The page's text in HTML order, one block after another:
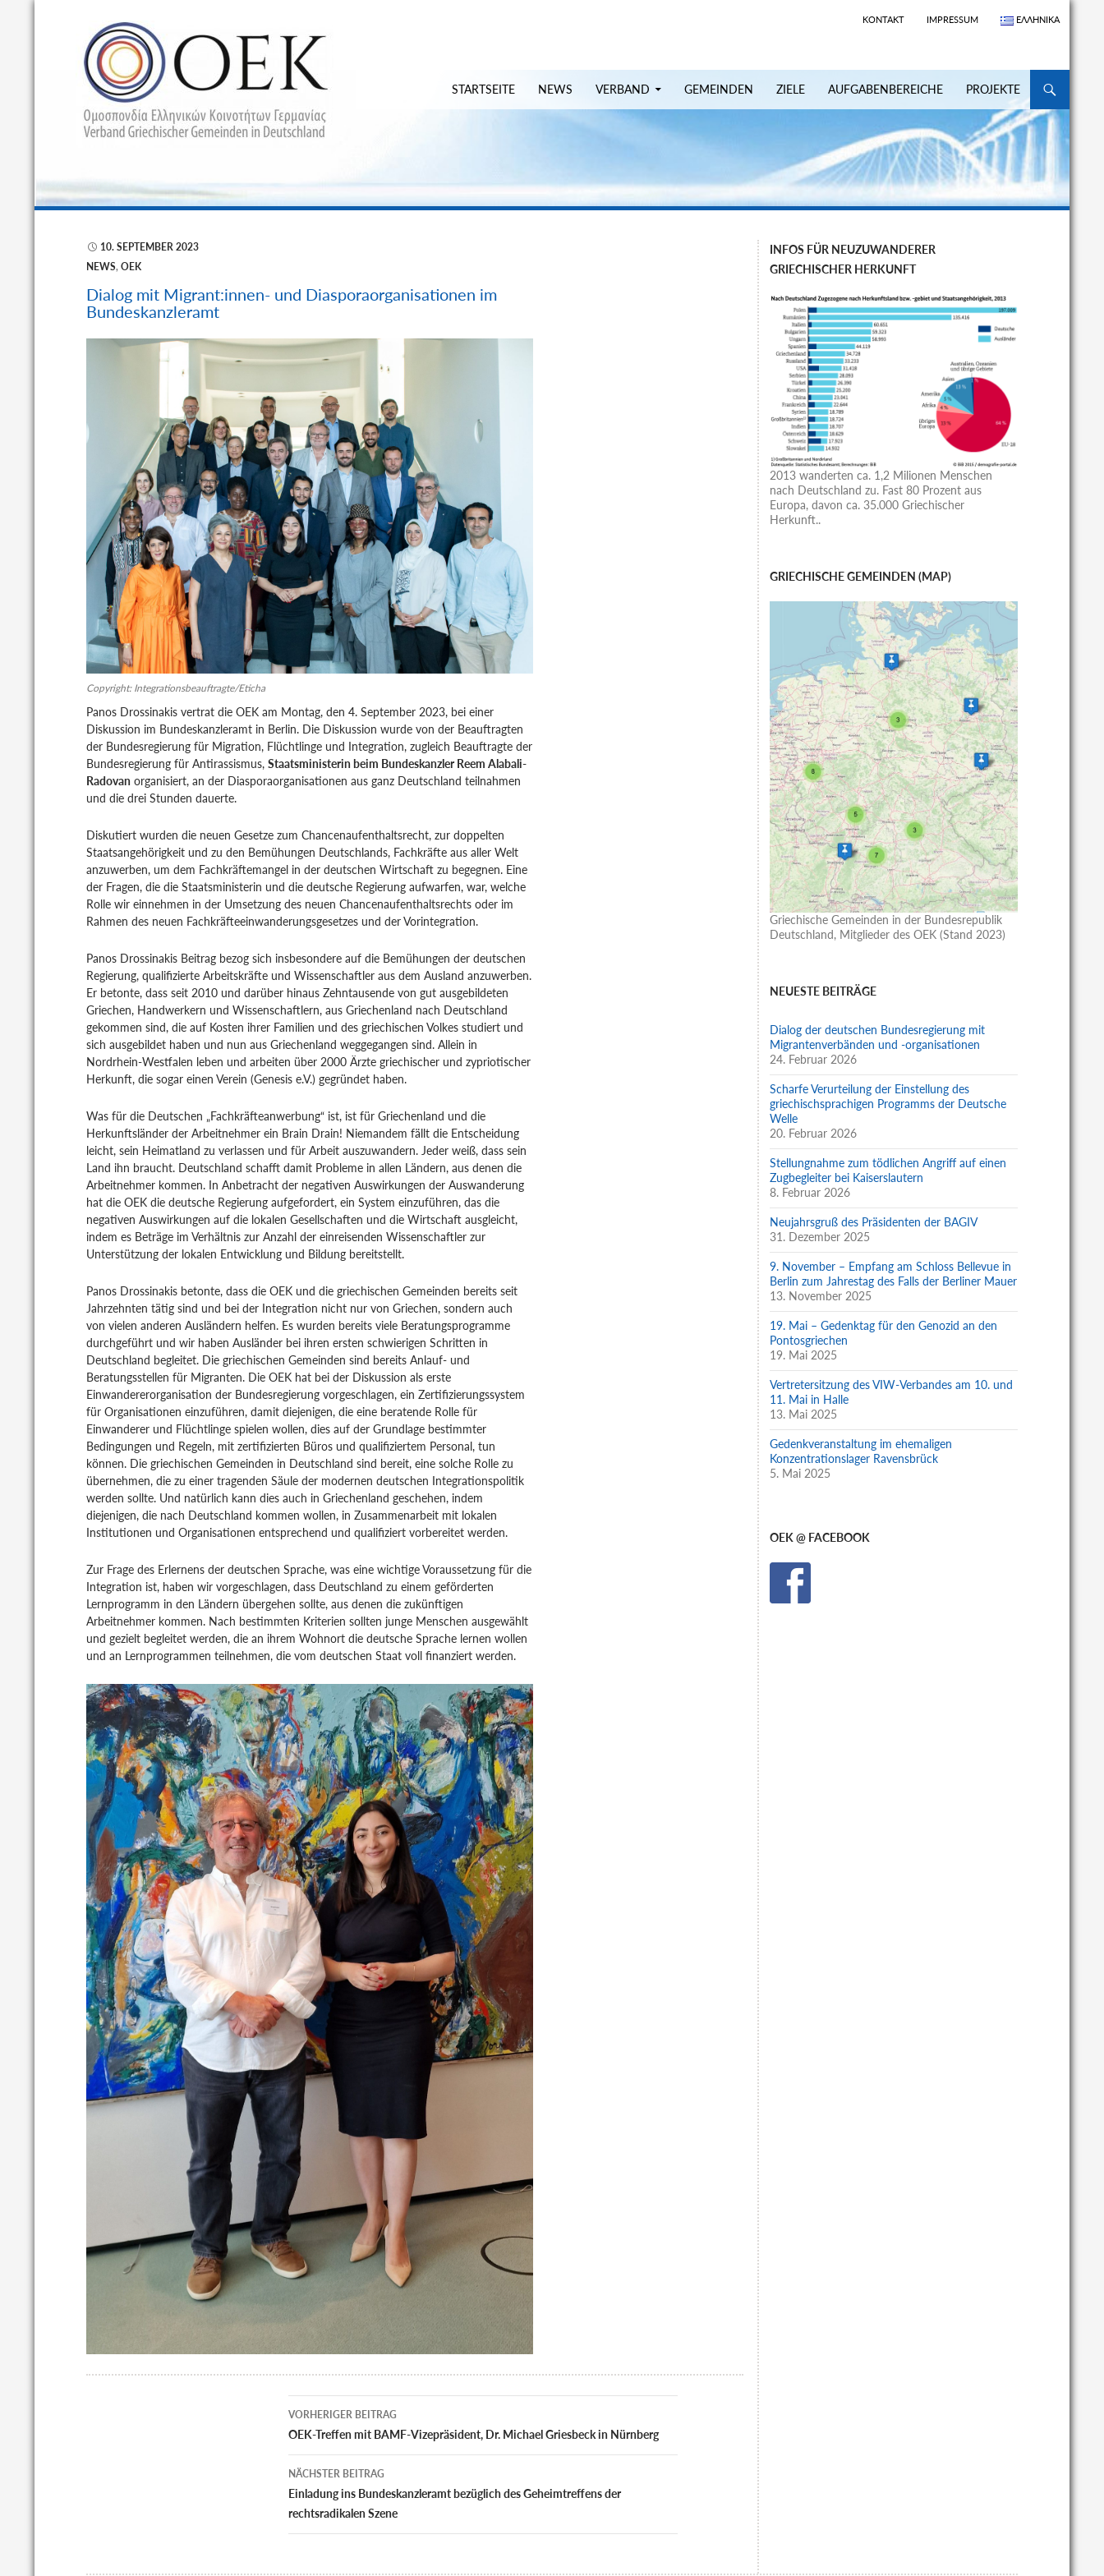
KONTAKT IMPRESSUM ΕΛΛΗΝΙΚΆ
STARTSEITE NEWS VERBAND GEMEINDEN ZIELE AUFGABENBEREICHE PROJEKTE
10. SEPTEMBER 2023
NEWS, OEK
Dialog mit Migrant:innen- und Diasporaorganisationen im
Bundeskanzleramt
Copyright: Integrationsbeauftragte/Eticha
Panos Drossinakis vertrat die OEK am Montag, den 4. September 2023, bei einer
Diskussion im Bundeskanzleramt in Berlin. Die Diskussion wurde von der Beauftragten
der Bundesregierung für Migration, Flüchtlinge und Integration, zugleich Beauftragte der
Bundesregierung für Antirassismus, Staatsministerin beim Bundeskanzler Reem Alabali-
Radovan organisiert, an der Diasporaorganisationen aus ganz Deutschland teilnahmen
und die drei Stunden dauerte.
Diskutiert wurden die neuen Gesetze zum Chancenaufenthaltsrecht, zur doppelten
Staatsangehörigkeit und zu den Bemühungen Deutschlands, Fachkräfte aus aller Welt
anzuwerben, um dem Fachkräftemangel in der deutschen Wirtschaft zu begegnen. Eine
der Fragen, die die Staatsministerin und die deutsche Regierung aufwarfen, war, welche
Rolle wir einnehmen in der Umsetzung des neuen Chancenaufenthaltsrechts oder im
Rahmen des neuen Fachkräfteeinwanderungsgesetzes und der Vorintegration.
Panos Drossinakis Beitrag bezog sich insbesondere auf die Bemühungen der deutschen
Regierung, qualifizierte Arbeitskräfte und Wissenschaftler aus dem Ausland anzuwerben.
Er betonte, dass seit 2010 und darüber hinaus Zehntausende von gut ausgebildeten
Griechen, Handwerkern und Wissenschaftlern, aus Griechenland nach Deutschland
gekommen sind, die auf Kosten ihrer Familien und des griechischen Volkes studiert und
sich ausgebildet haben und nun aus Griechenland weggegangen sind. Allein in
Nordrhein-Westfalen leben und arbeiten über 2000 Ärzte griechischer und zypriotischer
Herkunft, die sogar einen Verein (Genesis e.V.) gegründet haben.
Was für die Deutschen „Fachkräfteanwerbung“ ist, ist für Griechenland und die
Herkunftsländer der Arbeitnehmer ein Brain Drain! Niemandem fällt die Entscheidung
leicht, sein Heimatland zu verlassen und für Arbeit auszuwandern. Jeder weiß, dass sein
Land ihn braucht. Deutschland schafft damit Probleme in allen Ländern, aus denen die
Arbeitnehmer kommen. In Anbetracht der negativen Auswirkungen der Auswanderung
hat die OEK die deutsche Regierung aufgefordert, ein System einzuführen, das die
negativen Auswirkungen auf die lokalen Gesellschaften und die Wirtschaft ausgleicht,
indem es Beträge im Verhältnis zur Anzahl der einreisenden Wissenschaftler zur
Unterstützung der lokalen Entwicklung und Bildung bereitstellt.
Panos Drossinakis betonte, dass die OEK und die griechischen Gemeinden bereits seit
Jahrzehnten tätig sind und bei der Integration nicht nur von Griechen, sondern auch
von vielen anderen Ausländern helfen. Es wurden bereits viele Beratungsprogramme
durchgeführt und wir haben Ausländer bei ihren ersten schwierigen Schritten in
Deutschland begleitet. Die griechischen Gemeinden sind bereits Anlauf- und
Beratungsstellen für Migranten. Die OEK hat bei der Diskussion als erste
Einwandererorganisation der Bundesregierung vorgeschlagen, ein Zertifizierungssystem
für Organisationen einzuführen, damit diejenigen, die eine beratende Rolle für
Einwanderer und Flüchtlinge spielen wollen, dies auf der Grundlage bestimmter
Bedingungen und Regeln, mit zertifizierten Büros und qualifiziertem Personal, tun
können. Die griechischen Gemeinden in Deutschland sind bereit, eine solche Rolle zu
übernehmen, die zu einer tragenden Säule der modernen deutschen Integrationspolitik
werden sollte. Und natürlich kann dies auch in Griechenland geschehen, indem
diejenigen, die nach Deutschland kommen wollen, in Zusammenarbeit mit lokalen
Institutionen und Organisationen entsprechend und qualifiziert vorbereitet werden.
Zur Frage des Erlernens der deutschen Sprache, was eine wichtige Voraussetzung für die
Integration ist, haben wir vorgeschlagen, dass Deutschland zu einem geförderten
Lernprogramm in den Ländern übergehen sollte, aus denen die zukünftigen
Arbeitnehmer kommen. Nach bestimmten Kriterien sollten junge Menschen ausgewählt
und gezielt begleitet werden, die an ihrem Wohnort die deutsche Sprache lernen wollen
und an Lernprogrammen teilnehmen, die vom deutschen Staat voll finanziert werden.
Beitragsnavigation
VORHERIGER BEITRAG
OEK-Treffen mit BAMF-Vizepräsident, Dr. Michael Griesbeck in Nürnberg
NÄCHSTER BEITRAG
Einladung ins Bundeskanzleramt bezüglich des Geheimtreffens der
rechtsradikalen Szene
INFOS FÜR NEUZUWANDERER
GRIECHISCHER HERKUNFT
2013 wanderten ca. 1,2 Milionen Menschen
nach Deutschland zu. Fast 80 Prozent aus
Europa, davon ca. 35.000 Griechischer
Herkunft..
GRIECHISCHE GEMEINDEN (MAP)
Griechische Gemeinden in der Bundesrepublik
Deutschland, Mitglieder des OEK (Stand 2023)
NEUESTE BEITRÄGE
Dialog der deutschen Bundesregierung mit
Migrantenverbänden und -organisationen
24. Februar 2026
Scharfe Verurteilung der Einstellung des
griechischsprachigen Programms der Deutsche
Welle
20. Februar 2026
Stellungnahme zum tödlichen Angriff auf einen
Zugbegleiter bei Kaiserslautern
8. Februar 2026
Neujahrsgruß des Präsidenten der BAGIV
31. Dezember 2025
9. November – Empfang am Schloss Bellevue in
Berlin zum Jahrestag des Falls der Berliner Mauer
13. November 2025
19. Mai – Gedenktag für den Genozid an den
Pontosgriechen
19. Mai 2025
Vertretersitzung des VIW-Verbandes am 10. und
11. Mai in Halle
13. Mai 2025
Gedenkveranstaltung im ehemaligen
Konzentrationslager Ravensbrück
5. Mai 2025
OEK @ FACEBOOK